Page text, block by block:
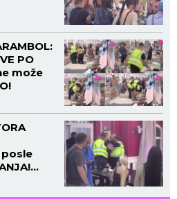
PO
može